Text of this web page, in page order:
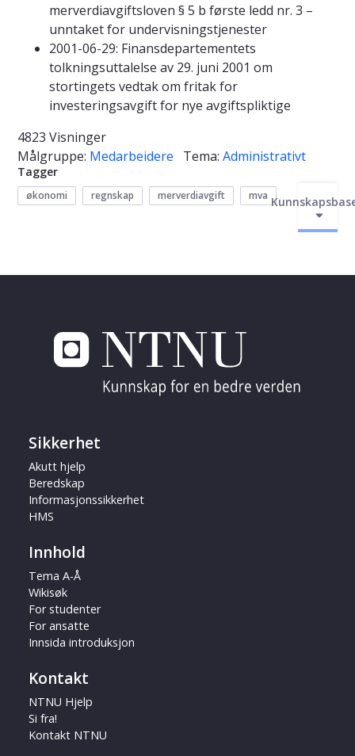
merverdiavgiftsloven § 5 b første ledd nr. 3 –
unntaket for undervisningstjenester
2001-06-29: Finansdepartementets
tolkningsuttalelse av 29. juni 2001 om
stortingets vedtak om fritak for
investeringsavgift for nye avgiftspliktige
4823 Visninger
Målgruppe: Medarbeidere Tema: Administrativt
Tagger
økonomi regnskap merverdiavgift mva
Sikkerhet
Akutt hjelp
Beredskap
Informasjonssikkerhet
HMS
Innhold
Tema A-Å
Wikisøk
For studenter
For ansatte
Innsida introduksjon
Kontakt
NTNU Hjelp
Si fra!
Kontakt NTNU